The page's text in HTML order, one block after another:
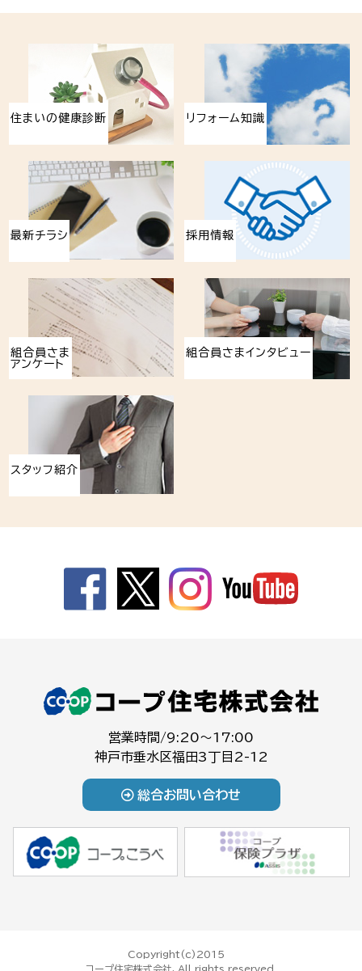
住まいの健康診断 リフォーム知識
最新チラシ 採用情報
組合員さま
アンケート
組合員さまインタビュー
スタッフ紹介
営業時間/9:20～17:00
神戸市垂水区福田3丁目2-12
総合お問い合わせ
Copyright(c)2015
コープ住宅株式会社, All rights reserved.